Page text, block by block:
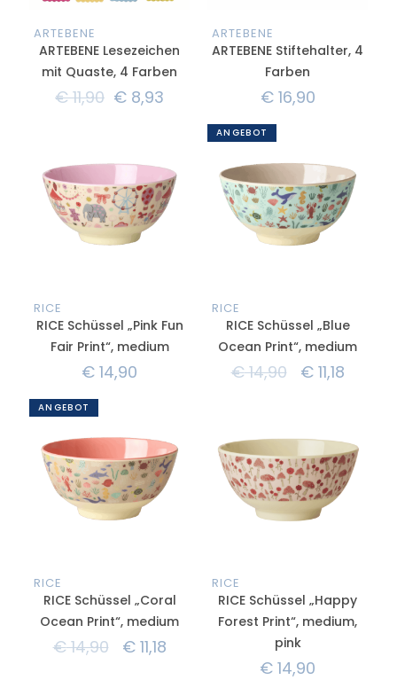
ARTEBENE
ARTEBENE Lesezeichen
mit Quaste, 4 Farben
€11,90 € 8,93
ARTEBENE
ARTEBENE Stiftehalter, 4
Farben
€16,90
RICE
RICE Schüssel „Pink Fun
Fair Print“, medium
€ 14,90
ANGEBOT
RICE
RICE Schüssel „Blue
Ocean Print“, medium
€14,90 €11,18
ANGEBOT
RICE
RICE Schüssel „Coral
Ocean Print“, medium
€14,90 €11,18
RICE
RICE Schüssel „Happy
Forest Print“, medium,
pink
€ 14,90